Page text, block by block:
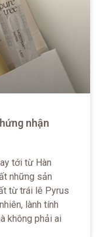
nhận
tới từ Hàn
những sản
từ trái lê Pyrus
lành tính
không phải ai